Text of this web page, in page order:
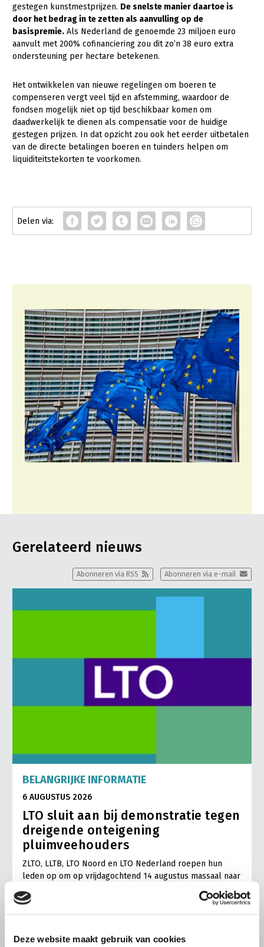
Deze website maakt gebruik van cookies
Varkenshouderij
Vleesveehouderij
Vollegrondsgroente
LTO Nederland
Mensen
Bestuur en Directie
Vakgroepbestuurders
Jaarverslag 2023
Pers
Contact
gestegen kunstmestprijzen. De snelste manier daartoe is
door het bedrag in te zetten als aanvulling op de
basispremie. Als Nederland de genoemde 23 miljoen euro
aanvult met 200% cofinanciering zou dit zo’n 38 euro extra
ondersteuning per hectare betekenen.
Het ontwikkelen van nieuwe regelingen om boeren te
compenseren vergt veel tijd en afstemming, waardoor de
fondsen mogelijk niet op tijd beschikbaar komen om
daadwerkelijk te dienen als compensatie voor de huidige
gestegen prijzen. In dat opzicht zou ook het eerder uitbetalen
van de directe betalingen boeren en tuinders helpen om
liquiditeitstekorten te voorkomen.
Gerelateerd nieuws
Abonneren via e-mail
Abonneren via RSS
BELANGRIJKE INFORMATIE
6 AUGUSTUS 2026
LTO sluit aan bij demonstratie tegen
dreigende onteigening
pluimveehouders
ZLTO, LLTB, LTO Noord en LTO Nederland roepen hun
leden op om op vrijdagochtend 14 augustus massaal naar
het voorplein van het provinciehuis in Den Bosch te
komen…